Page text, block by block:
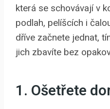
která se schovávají v
podlah, pelíšcích i
dříve začnete jednat,
jich zbavíte bez
1. Ošetřete